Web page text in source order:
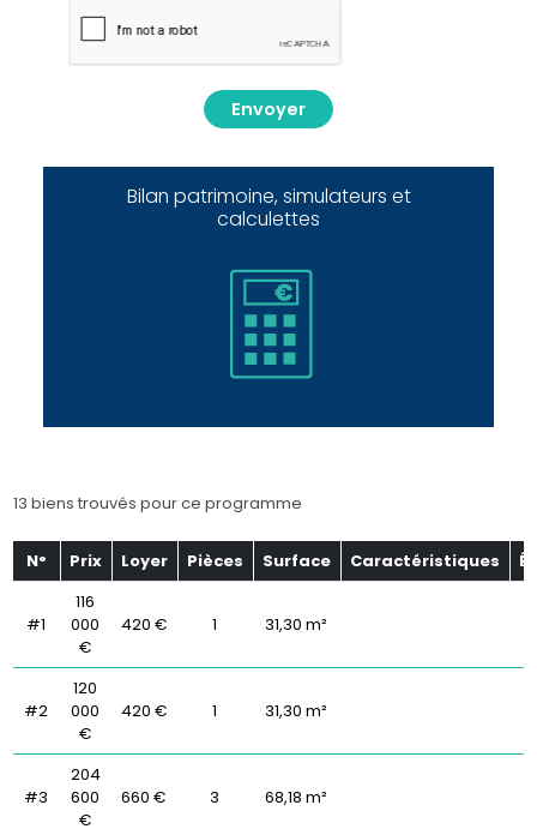
Envoyer
Bilan patrimoine, simulateurs et
calculettes
13 biens trouvés pour ce programme
N° Prix Loyer Pièces Surface Caractéristiques
#1
116
000
€
420 € 1 31,30 m²
#2
120
000
€
420 € 1 31,30 m²
#3
204
600
€
660 € 3 68,18 m²